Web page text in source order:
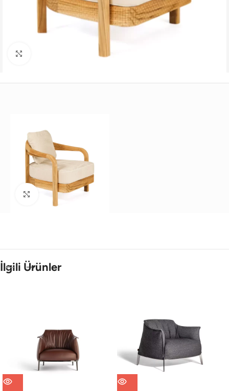
Büyütmek için tıklayın
Büyütmek için tıklayın
İlgili Ürünler